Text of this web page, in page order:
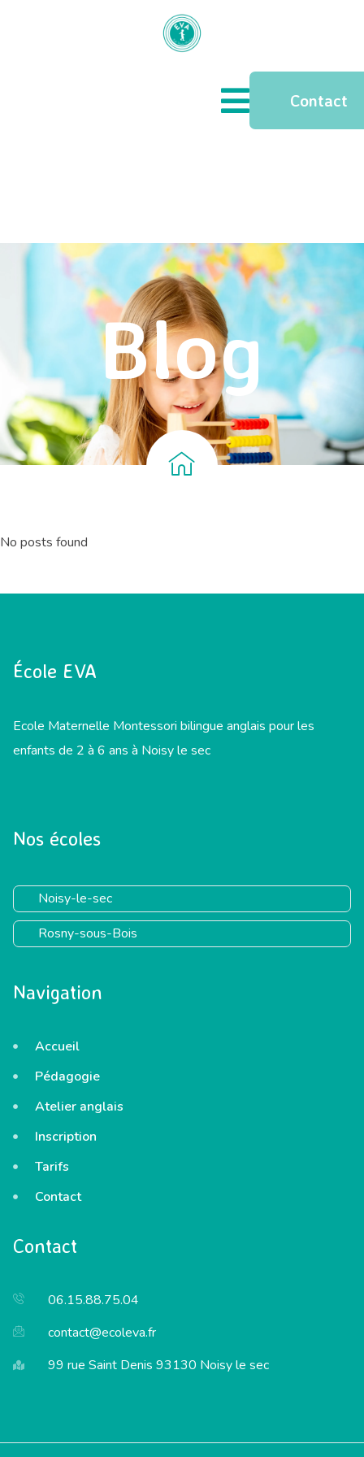
Contact
Blog
No posts found
École EVA
Ecole Maternelle Montessori bilingue anglais pour les
enfants de 2 à 6 ans à Noisy le sec
Nos écoles
Noisy-le-sec
Rosny-sous-Bois
Navigation
Accueil
Pédagogie
Atelier anglais
Inscription
Tarifs
Contact
Contact
06.15.88.75.04
contact@ecoleva.fr
99 rue Saint Denis 93130 Noisy le sec